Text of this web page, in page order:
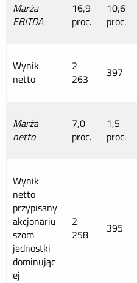
Marża
EBITDA
16,9
proc.
10,6
proc.
Wynik
netto
2
263
397
Marża
netto
7,0
proc.
1,5
proc.
Wynik
netto
przypisany
akcjonariu
szom
jednostki
dominując
ej
2
258
395